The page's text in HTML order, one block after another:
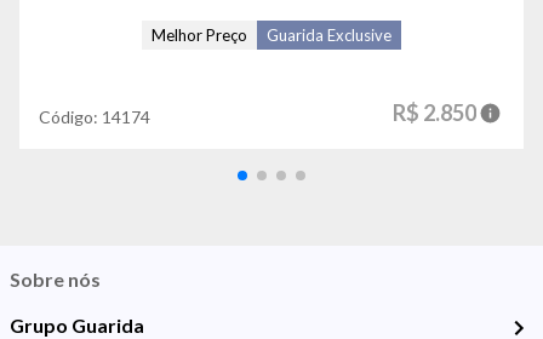
Melhor Preço Guarida Exclusive
Código: 14174 R$ 2.850
Sobre nós
Grupo Guarida